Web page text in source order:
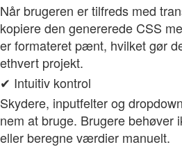
Når brugeren er tilfreds med
kopiere den genererede CSS
er formateret pænt, hvilket gør
ethvert projekt.
✔ Intuitiv kontrol
Skydere, inputfelter og
nem at bruge. Brugere behøver
eller beregne værdier manuelt.